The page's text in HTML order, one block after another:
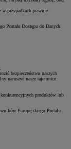
w przypadkach prawnie
Portalu Dostępu do Danych
bezpieczeństwu naszych
naruszyć nasze tajemnice
produktów lub
Europejskiego Portalu